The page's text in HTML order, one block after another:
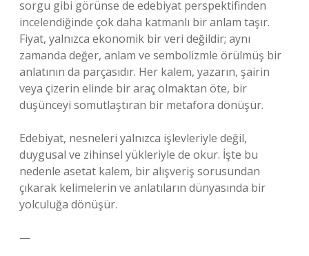
sorgu gibi görünse de edebiyat perspektifinden
incelendiğinde çok daha katmanlı bir anlam taşır.
Fiyat, yalnızca ekonomik bir veri değildir; aynı
zamanda değer, anlam ve sembolizmle örülmüş bir
anlatının da parçasıdır. Her kalem, yazarın, şairin
veya çizerin elinde bir araç olmaktan öte, bir
düşünceyi somutlaştıran bir metafora dönüşür.
Edebiyat, nesneleri yalnızca işlevleriyle değil,
duygusal ve zihinsel yükleriyle de okur. İşte bu
nedenle asetat kalem, bir alışveriş sorusundan
çıkarak kelimelerin ve anlatıların dünyasında bir
yolculuğa dönüşür.
—